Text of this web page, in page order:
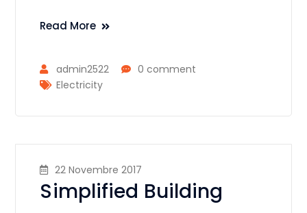
Read More
admin2522
0 comment
Electricity
22 Novembre 2017
Simplified Building